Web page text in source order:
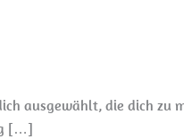
ausgewählt, die dich zu
[…]